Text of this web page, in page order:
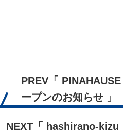
PREV「
ープンのお知らせ 」
NEXT 「 hashirano-kizu